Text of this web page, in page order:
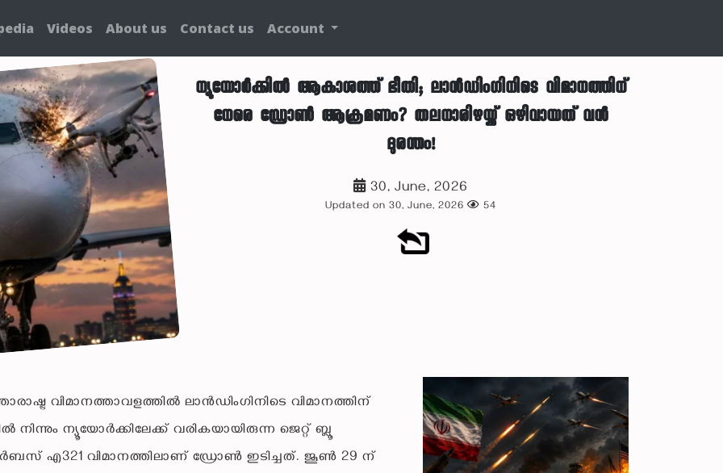
Videos About us Contact us Account
ന്യൂയോർക്കിൽ ആകാശത്ത് ഭീതി; ലാൻഡിംഗിനിടെ വിമാനത്തിന്
നേരെ ഡ്രോൺ ആക്രമണം? തലനാരിഴയ്ക്ക് ഒഴിവായത് വൻ
ദുരന്തം!
30, June, 2026
Updated on 30, June, 2026 54
വിമാനത്താവളത്തിൽ ലാൻഡിംഗിനിടെ വിമാനത്തിന്
ന്യൂയോർക്കിലേക്ക് വരികയായിരുന്ന ജെറ്റ് ബ്ലൂ
എ321 വിമാനത്തിലാണ് ഡ്രോൺ ഇടിച്ചത്. ജൂൺ 29 ന്